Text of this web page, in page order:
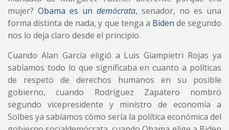
mujer? Obama es un demócrata, senador, no es una
forma distinta de nada, y que tenga a Biden de segundo
nos lo deja claro desde el principio.
Cuando Alan García eligió a Luis Giampietri Rojas ya
sabíamos todo lo que significaba en cuanto a políticas
de respeto de derechos humanos en su posible
gobierno, cuando Rodríguez Zapatero nombró
segundo vicepresidente y ministro de economía a
Solbes ya sabíamos cómo sería la política económica del